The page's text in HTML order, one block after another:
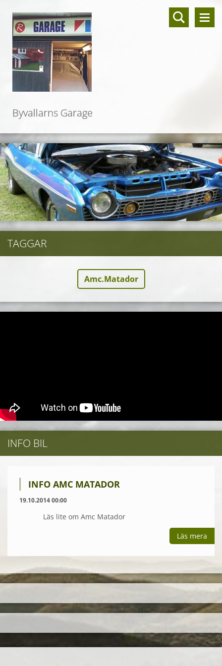
Byvallarns Garage
TAGGAR
Amc.Matador
INFO BIL
INFO AMC MATADOR
19.10.2014 00:00
Läs lite om Amc Matador
Läs mera